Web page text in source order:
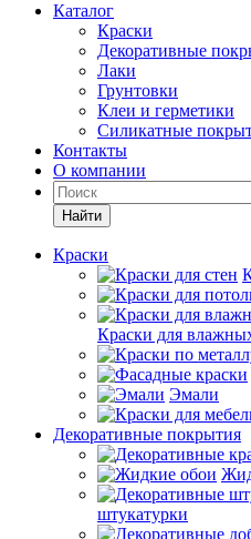
Каталог
Краски
Декоративные
Лаки
Грунтовки
Клеи и герметики
Силикатные
Контакты
О компании
Найти
Краски
Краски для
Эмали
Декоративные покрытия
штукатурки